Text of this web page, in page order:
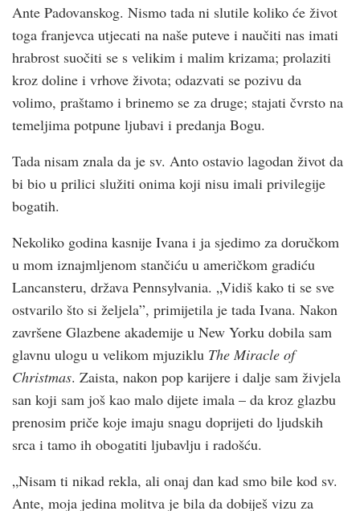
Ante Padovanskog. Nismo tada ni slutile koliko će život
toga franjevca utjecati na naše puteve i naučiti nas imati
hrabrost suočiti se s velikim i malim krizama; prolaziti
kroz doline i vrhove života; odazvati se pozivu da
volimo, praštamo i brinemo se za druge; stajati čvrsto na
temeljima potpune ljubavi i predanja Bogu.
Tada nisam znala da je sv. Anto ostavio lagodan život da
bi bio u prilici služiti onima koji nisu imali privilegije
bogatih.
Nekoliko godina kasnije Ivana i ja sjedimo za doručkom
u mom iznajmljenom stančiću u američkom gradiću
Lancansteru, država Pennsylvania. „Vidiš kako ti se sve
ostvarilo što si željela”, primijetila je tada Ivana. Nakon
završene Glazbene akademije u New Yorku dobila sam
glavnu ulogu u velikom mjuziklu The Miracle of
Christmas. Zaista, nakon pop karijere i dalje sam živjela
san koji sam još kao malo dijete imala – da kroz glazbu
prenosim priče koje imaju snagu doprijeti do ljudskih
srca i tamo ih obogatiti ljubavlju i radošću.
„Nisam ti nikad rekla, ali onaj dan kad smo bile kod sv.
Ante, moja jedina molitva je bila da dobiješ vizu za